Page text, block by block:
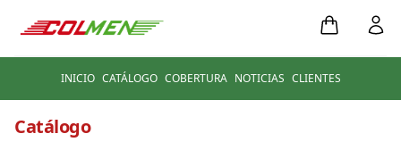
INICIO CATÁLOGO COBERTURA NOTICIAS CLIENTES
Catálogo